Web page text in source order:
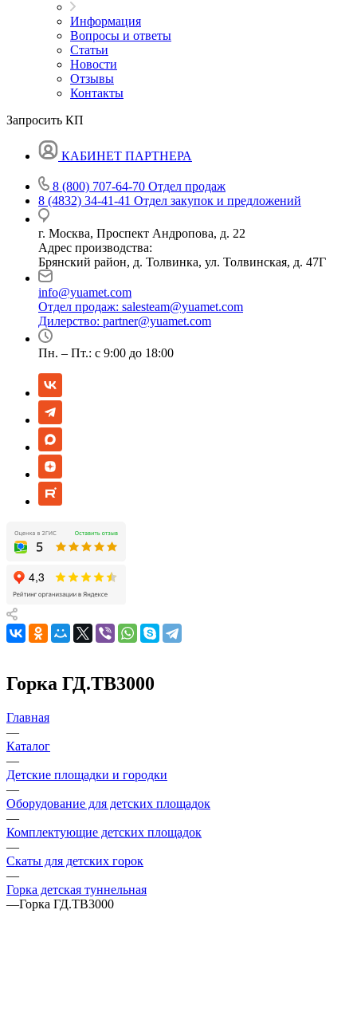
Информация
Вопросы и ответы
Статьи
Новости
Отзывы
Контакты
Запросить КП
КАБИНЕТ ПАРТНЕРА
8 (800) 707-64-70 Отдел продаж
8 (4832) 34-41-41 Отдел закупок и предложений
г. Москва, Проспект Андропова, д. 22
Адрес производства:
Брянский район, д. Толвинка, ул. Толвинская, д. 47Г
info@yuamet.com
Отдел продаж: salesteam@yuamet.com
Дилерство: partner@yuamet.com
Пн. – Пт.: с 9:00 до 18:00
Горка ГД.ТВ3000
Главная
—
Каталог
—
Детские площадки и городки
—
Оборудование для детских площадок
—
Комплектующие детских площадок
—
Скаты для детских горок
—
Горка детская туннельная
—Горка ГД.ТВ3000